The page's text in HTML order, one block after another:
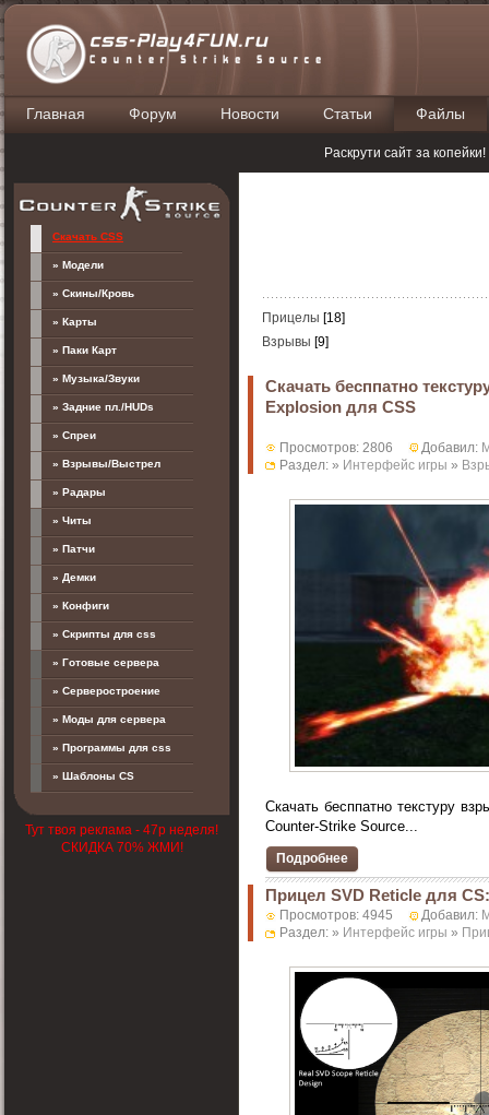
Главная Форум Новости Статьи Файлы
Раскрути сайт за
Прицелы [18]
Взрывы [9]
Скачать бесппатно
Explosion для CSS
Просмотров: 2806 Добавил:
Раздел: » Интерфейс игры »
Скачать бесппатно текстуру
Counter-Strike Source...
Подробнее
Прицел SVD Reticle для
Просмотров: 4945 Добавил:
Раздел: » Интерфейс игры »
Скачать CSS
» Модели
» Скины/Кровь
» Карты
» Паки Карт
» Музыка/Звуки
» Задние пл./HUDs
» Спреи
» Взрывы/Выстрел
» Радары
» Читы
» Патчи
» Демки
» Конфиги
» Скрипты для css
» Готовые сервера
» Серверостроение
» Моды для сервера
» Программы для css
» Шаблоны CS
Тут твоя реклама - 47р неделя!
СКИДКА 70% ЖМИ!